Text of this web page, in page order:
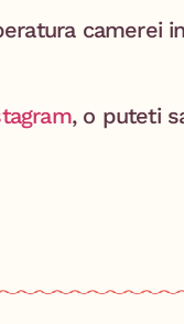
camerei
, o puteti